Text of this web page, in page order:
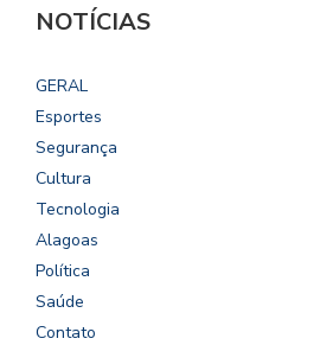
NOTÍCIAS
GERAL
Esportes
Segurança
Cultura
Tecnologia
Alagoas
Política
Saúde
Contato